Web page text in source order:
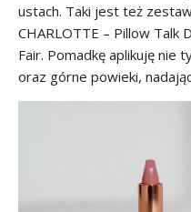
ustach. Taki jest też
CHARLOTTE – Pillow Talk
Fair. Pomadkę aplikuję nie
oraz górne powieki,